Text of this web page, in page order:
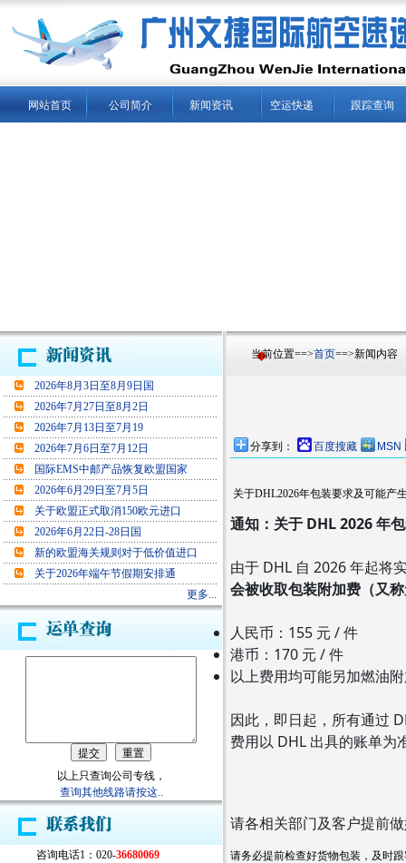
网站首页 公司简介 新闻资讯 空运快递 跟踪查询
2026年8月3日至8月9日国
2026年7月27日至8月2日
2026年7月13日至7月19
2026年7月6日至7月12日
国际EMS中邮产品恢复欧盟国家
2026年6月29日至7月5日
关于欧盟正式取消150欧元进口
2026年6月22日-28日国
新的欧盟海关规则对于低价值进口
关于2026年端午节假期安排通
更多...
以上只查询公司专线，
查询其他线路请按这..
咨询电话1：020-36680069
当前位置==>首页==>新闻内容
分享到： 百度搜藏 MSN
关于DHL2026年包装要求及可能产
通知：关于 DHL 2026 年
由于 DHL 自 2026 年起将
会被收取包装附加费（又
人民币：155 元 / 件
港币：170 元 / 件
以上费用均可能另加燃油
因此，即日起，所有通过
费用以 DHL 出具的账单为
请各相关部门及客户提前
请务必提前检查好货物包装，及时